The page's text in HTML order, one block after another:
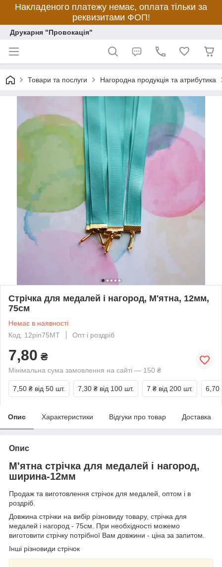
Накладеного платежу немає, оплата тільки за
реквизитами ФОП!
Друкарня "Провокація"
Товари та послуги Нагородна продукція та атрибутика
Стрічка для медалей і нагород, М'ятна, 12мм,
75см
Немає в наявності
Код: 12pin75MT
Опт і роздріб
7,80 ₴
Мінімальна сума замовлення на сайті — 150 ₴
7,50 ₴ від 50 шт. 7,30 ₴ від 100 шт. 7 ₴ від 200 шт. 6,70
Опис Характеристики Відгуки про товар Доставка
Опис
М'ятна стрічка для медалей і нагород,
ширина-12мм
Продаж та виготовлення стрічок для медалей, оптом і в
роздріб.
Довжина стрічки на вибір різновиду товару, стрічка для
медалей і нагород - 75см. При необхідності можемо
виготовити стрічку потрібної Вам довжини - ціна за запитом.
Інші різновиди стрічок